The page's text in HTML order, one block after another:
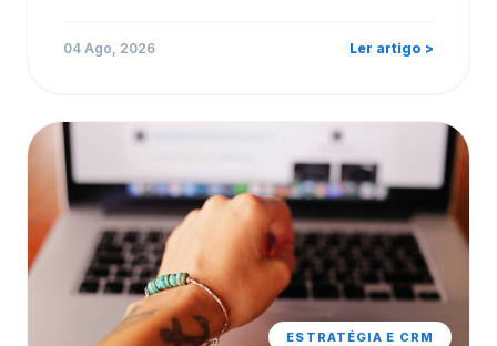
04 Ago, 2026 Ler artigo >
ESTRATÉGIA E CRM